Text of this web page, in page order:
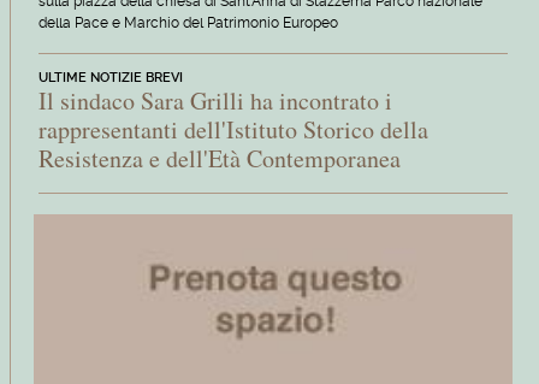
della Pace e Marchio del Patrimonio Europeo
ULTIME NOTIZIE BREVI
Il sindaco Sara Grilli ha incontrato i
rappresentanti dell'Istituto Storico della
Resistenza e dell'Età Contemporanea